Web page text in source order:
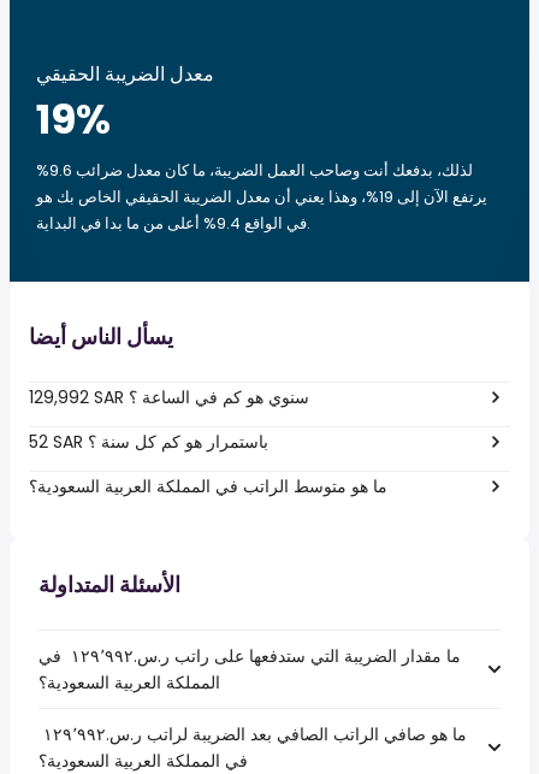
معدل الضريبة الحقيقي
19%
لذلك، بدفعك أنت وصاحب العمل الضريبة، ما كان معدل ضرائب 9.6%
يرتفع الآن إلى 19%، وهذا يعني أن معدل الضريبة الحقيقي الخاص بك هو
في الواقع 9.4% أعلى من ما بدا في البداية.
يسأل الناس أيضا
129,992 SAR سنوي هو كم في الساعة ؟
52 SAR باستمرار هو كم كل سنة ؟
ما هو متوسط الراتب في المملكة العربية السعودية؟
الأسئلة المتداولة
ما مقدار الضريبة التي ستدفعها على راتب ر.س.‏١٢٩٬٩٩٢ ‏ في
المملكة العربية السعودية؟
في المملكة العربية السعودية؟